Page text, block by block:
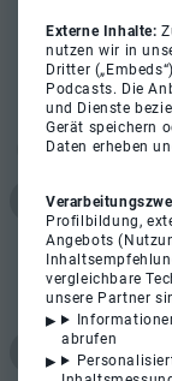
Externe Inhalte:
nutzen wir in
Dritter
Podcasts. Die
und Dienste
Gerät speichern
Daten erheben
Profilbildung,
Angebots
vergleichbare
unsere Partner
abrufen